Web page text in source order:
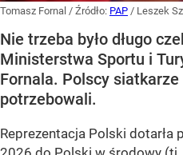
Tomasz Fornal / Źródło: PAP / Leszek
Nie trzeba było długo
Ministerstwa Sportu i
Fornala. Polscy
potrzebowali.
Reprezentacja Polski dotarła